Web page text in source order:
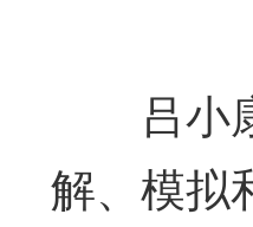
吕小康
解、模拟